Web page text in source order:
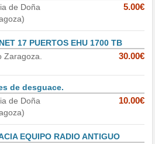
de Doña
5.00€
17 PUERTOS EHU 1700 TB
Zaragoza.
30.00€
de desguace.
de Doña
10.00€
EQUIPO RADIO ANTIGUO